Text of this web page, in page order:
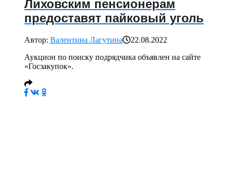
Лиховским пенсионерам
предоставят пайковый уголь
Автор: Валентина Лагутина
22.08.2022
Аукцион по поиску подрядчика объявлен на сайте
«Госзакупок».